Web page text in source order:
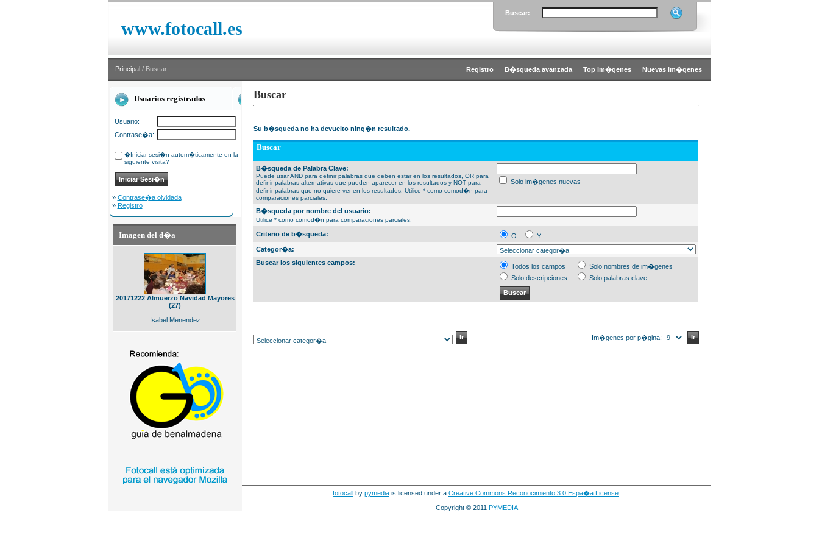
www.fotocall.es
Buscar:
Principal / Buscar Registro B�squeda avanzada Top im�genes Nuevas im�genes
Usuarios registrados
Usuario:
Contrase�a:
�Iniciar sesi�n autom�ticamente en la
siguiente visita?
» Contrase�a olvidada
» Registro
Imagen del d�a
20171222 Almuerzo Navidad Mayores
(27)
Isabel Menendez
Buscar
Su b�squeda no ha devuelto ning�n resultado.
Buscar
B�squeda de Palabra Clave:
Puede usar AND para definir palabras que deben estar en los resultados, OR para
definir palabras alternativas que pueden aparecer en los resultados y NOT para
definir palabras que no quiere ver en los resultados. Utilice * como comod�n para
comparaciones parciales.
Solo im�genes nuevas
B�squeda por nombre del usuario:
Utilice * como comod�n para comparaciones parciales.
Criterio de b�squeda: O
Y
Categor�a:
Buscar los siguientes campos:
Todos los campos
Solo nombres de im�genes
Solo descripciones
Solo palabras clave
Im�genes por p�gina:
fotocall by pymedia is licensed under a Creative Commons Reconocimiento 3.0 Espa�a License
Copyright © 2011 PYMEDIA